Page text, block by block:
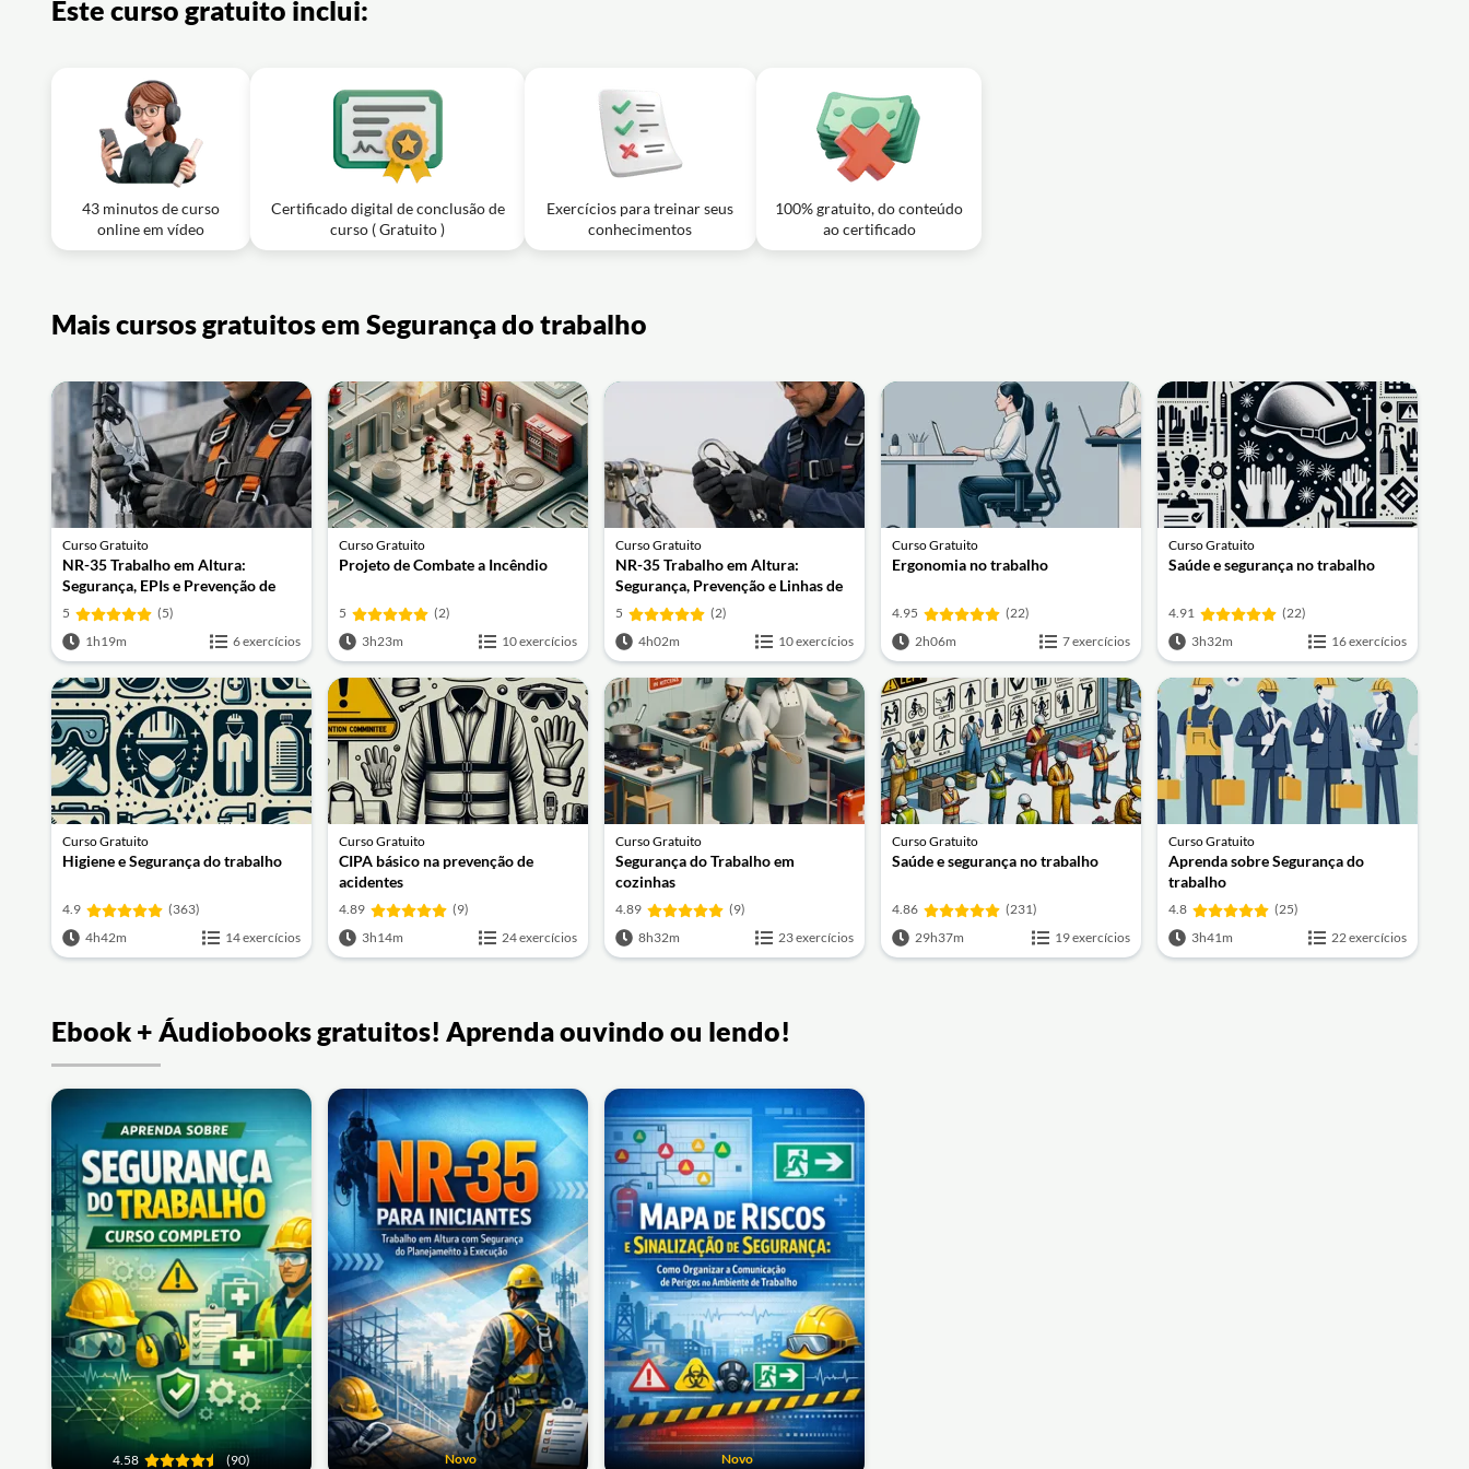
Este curso gratuito inclui:
43 minutos de curso
online em vídeo
Certificado digital de conclusão de
curso ( Gratuito )
Exercícios para treinar seus
conhecimentos
100% gratuito, do conteúdo
ao certificado
Mais cursos gratuitos em Segurança do trabalho
Curso Gratuito
NR-35 Trabalho em Altura:
Segurança, EPIs e Prevenção de
Acidentes
5
(5)
1h19m
6 exercícios
Curso Gratuito
Projeto de Combate a Incêndio
5
(2)
3h23m
10 exercícios
Curso Gratuito
NR-35 Trabalho em Altura:
Segurança, Prevenção e Linhas de
Vida
5
(2)
4h02m
10 exercícios
Curso Gratuito
Ergonomia no trabalho
4.95
(22)
2h06m
7 exercícios
Curso Gratuito
Saúde e segurança no trabalho
4.91
(22)
3h32m
16 exercícios
Curso Gratuito
Higiene e Segurança do trabalho
4.9
(363)
4h42m
14 exercícios
Curso Gratuito
CIPA básico na prevenção de
acidentes
4.89
(9)
3h14m
24 exercícios
Curso Gratuito
Segurança do Trabalho em
cozinhas
4.89
(9)
8h32m
23 exercícios
Curso Gratuito
Saúde e segurança no trabalho
4.86
(231)
29h37m
19 exercícios
Curso Gratuito
Aprenda sobre Segurança do
trabalho
4.8
(25)
3h41m
22 exercícios
Ebook + Áudiobooks gratuitos! Aprenda ouvindo ou lendo!
4.58 (90) Novo Novo